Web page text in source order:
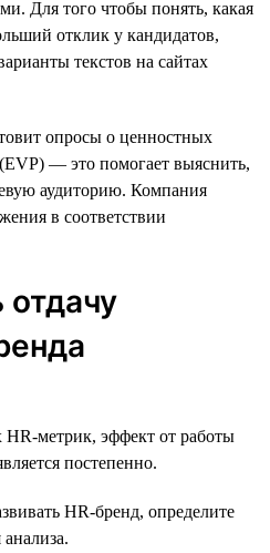
Для того чтобы понять, какая
отклик у кандидатов,
текстов на сайтах
опросы о ценностных
— это помогает выяснить,
аудиторию. Компания
в соответствии
отдачу
метрик, эффект от работы
постепенно.
HR-бренд, определите